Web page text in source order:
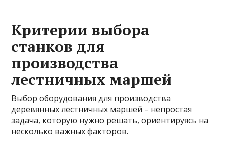
Критерии выбора
станков для
производства
лестничных маршей
Выбор оборудования для производства
деревянных лестничных маршей – непростая
задача, которую нужно решать, ориентируясь на
несколько важных факторов.